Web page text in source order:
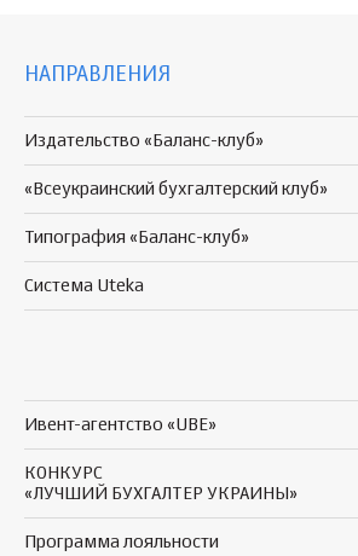
НАПРАВЛЕНИЯ
Издательство «Баланс-клуб»
«Всеукраинский бухгалтерский клуб»
Типография «Баланс-клуб»
Система Uteka
Ивент-агентство «UBE»
КОНКУРС
«ЛУЧШИЙ БУХГАЛТЕР УКРАИНЫ»
Программа лояльности